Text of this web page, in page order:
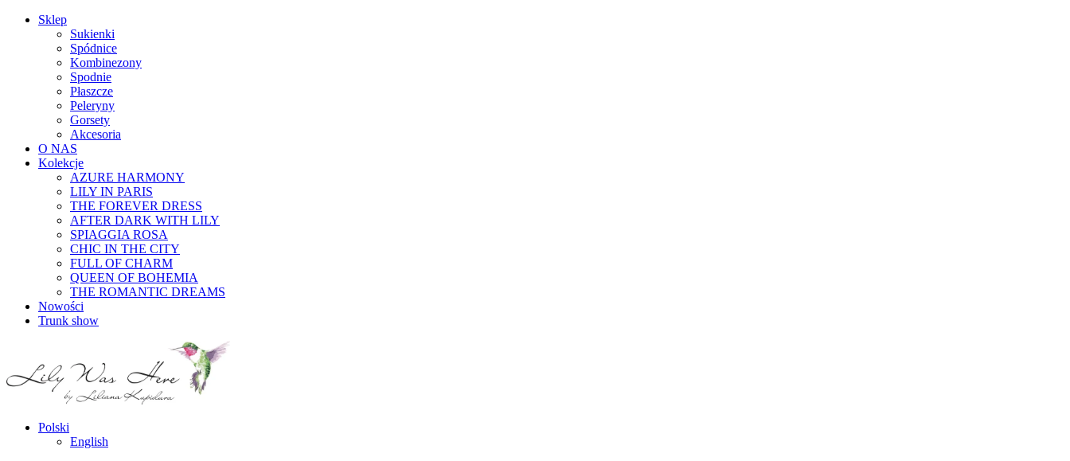
Sklep
Sukienki
Spódnice
Kombinezony
Spodnie
Płaszcze
Peleryny
Gorsety
Akcesoria
O NAS
Kolekcje
AZURE HARMONY
LILY IN PARIS
THE FOREVER DRESS
AFTER DARK WITH LILY
SPIAGGIA ROSA
CHIC IN THE CITY
FULL OF CHARM
QUEEN OF BOHEMIA
THE ROMANTIC DREAMS
Nowości
Trunk show
Polski
English